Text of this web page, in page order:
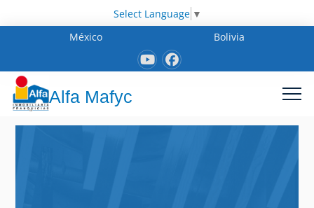
Select Language ▼
México
Bolivia
Alfa Mafyc